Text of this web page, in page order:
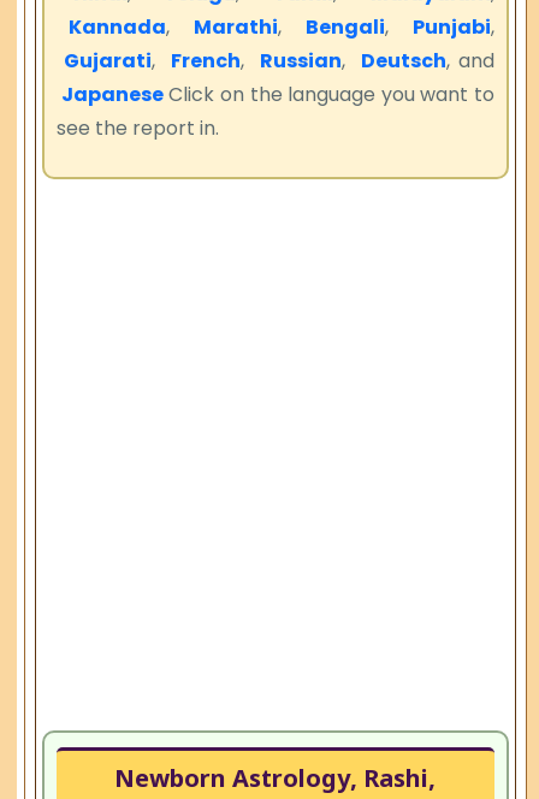
Kannada, Marathi, Bengali, Punjabi,
Gujarati, French, Russian, Deutsch, and
JapaneseClick on the language you want to
see the report in.
Newborn Astrology, Rashi,